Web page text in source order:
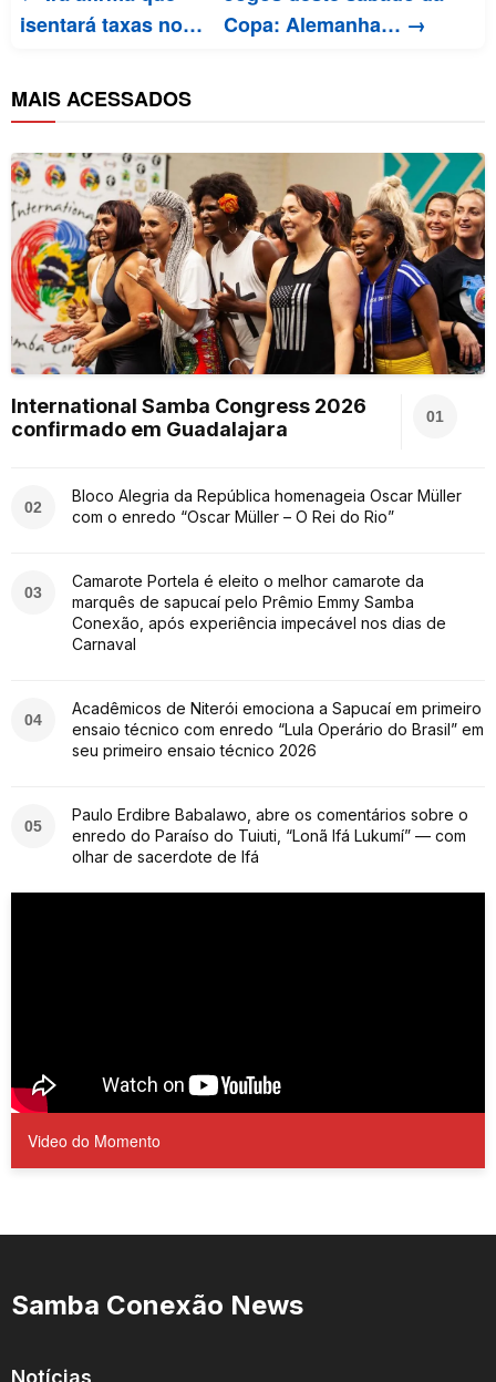
isentará taxas no…
Copa: Alemanha… →
MAIS ACESSADOS
International Samba Congress 2026
confirmado em Guadalajara
01
02
Bloco Alegria da República homenageia Oscar Müller
com o enredo “Oscar Müller – O Rei do Rio”
03
Camarote Portela é eleito o melhor camarote da
marquês de sapucaí pelo Prêmio Emmy Samba
Conexão, após experiência impecável nos dias de
Carnaval
04
Acadêmicos de Niterói emociona a Sapucaí em primeiro
ensaio técnico com enredo “Lula Operário do Brasil” em
seu primeiro ensaio técnico 2026
05
Paulo Erdibre Babalawo, abre os comentários sobre o
enredo do Paraíso do Tuiuti, “Lonã Ifá Lukumí” — com
olhar de sacerdote de Ifá
Video do Momento
Samba Conexão News
Notícias